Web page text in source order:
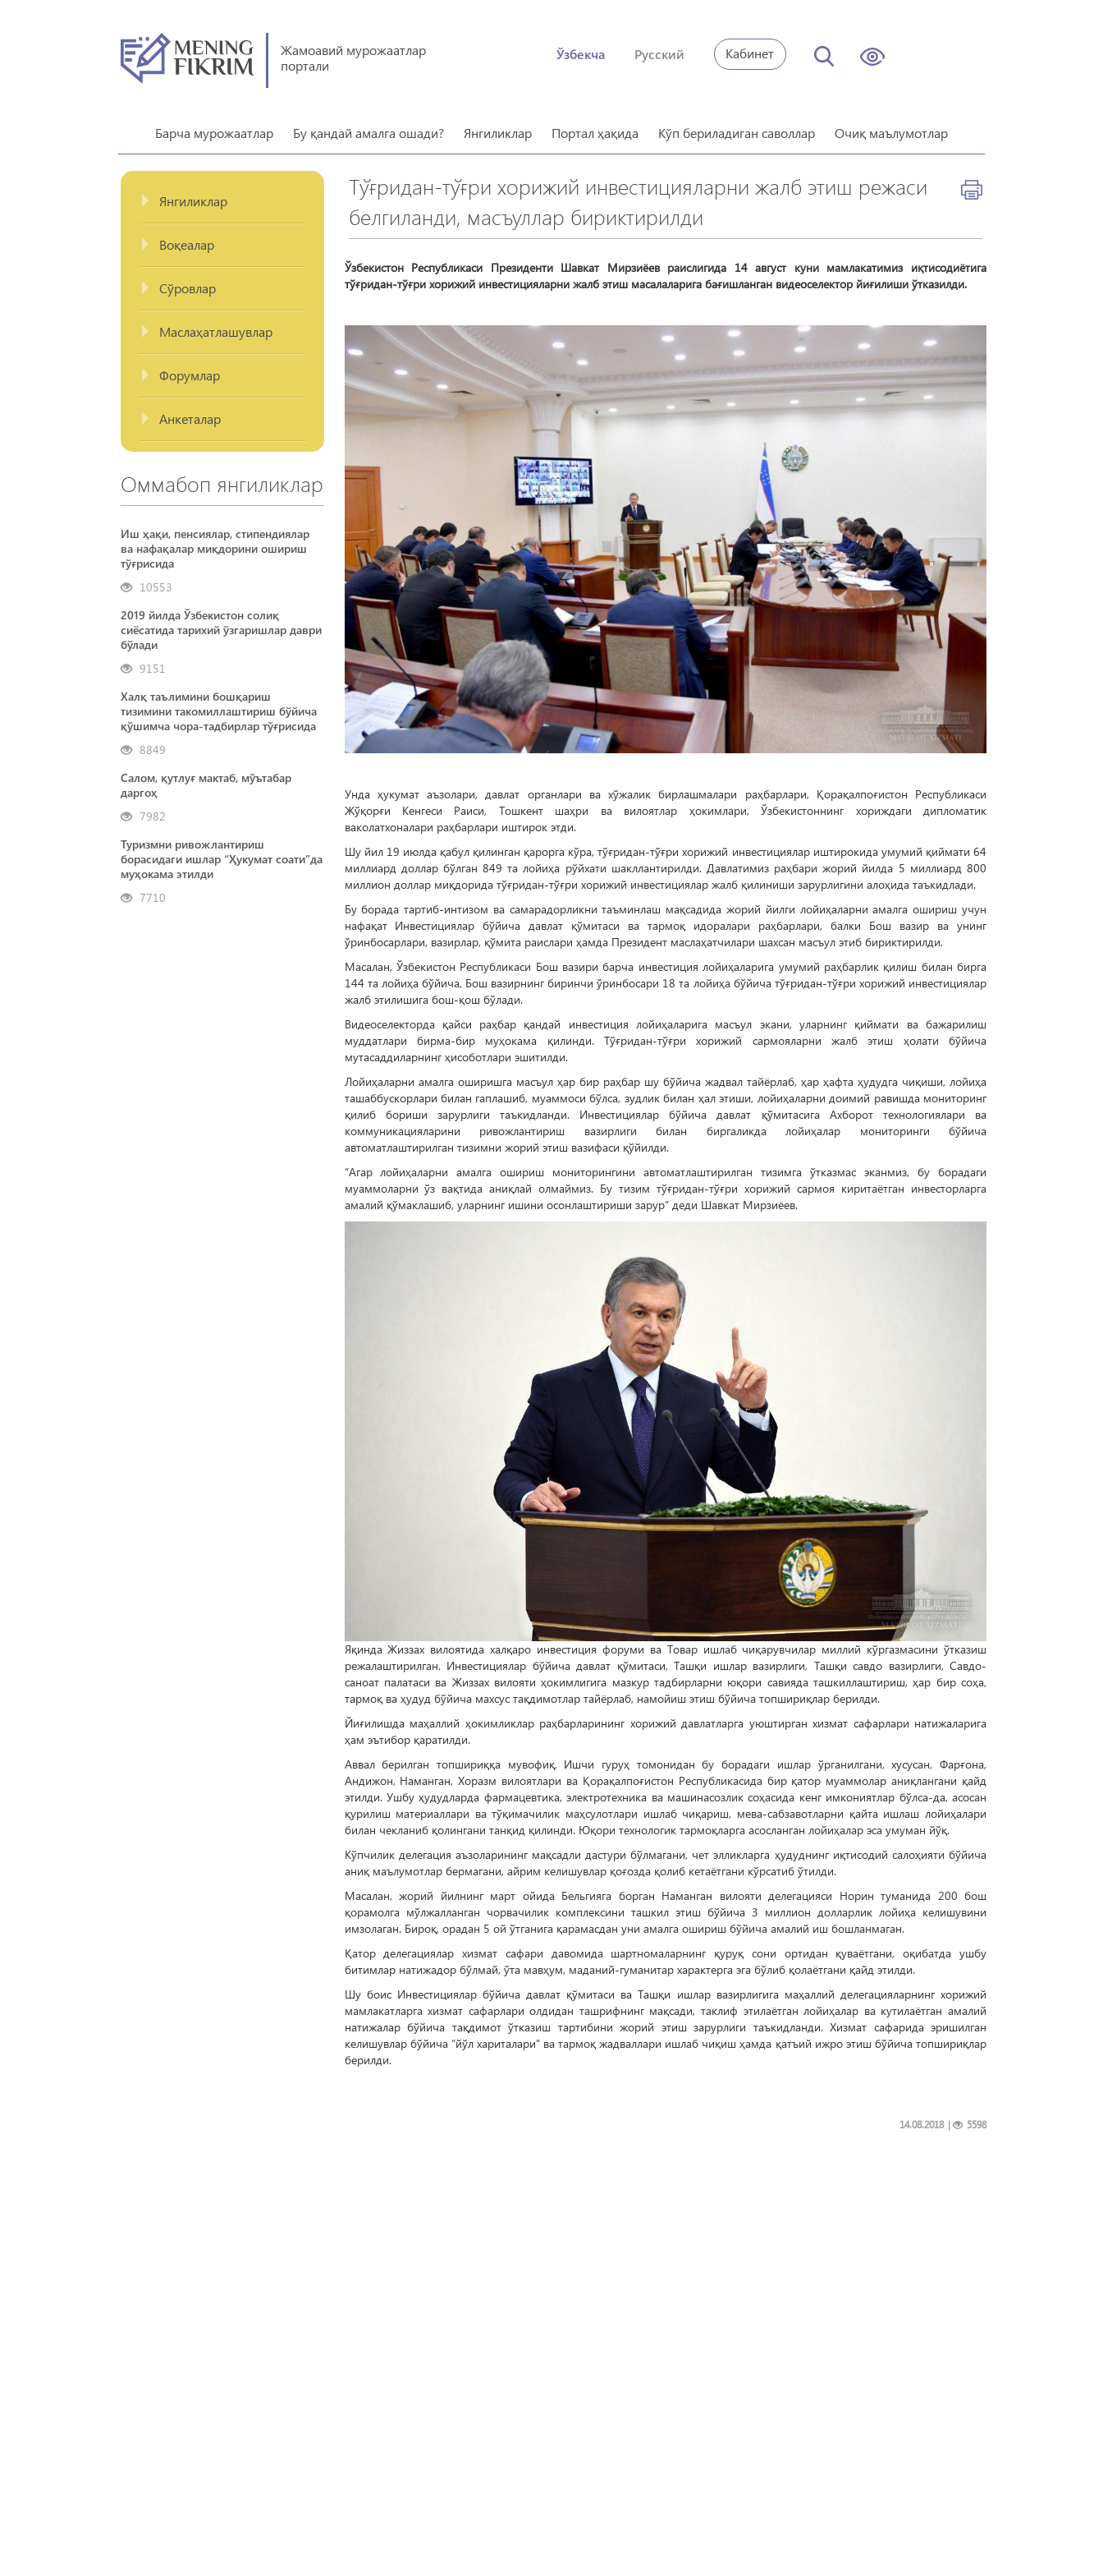
Жамоавий мурожаатлар
портали
Ўзбекча Русский Кабинет
Барча мурожаатлар Бу қандай амалга ошади? Янгиликлар Портал ҳақида Кўп бериладиган саволлар Очиқ маълумотлар
Янгиликлар
Воқеалар
Сўровлар
Маслаҳатлашувлар
Форумлар
Анкеталар
Оммабоп янгиликлар
Иш ҳақи, пенсиялар, стипендиялар
ва нафақалар миқдорини ошириш
тўғрисида
10553
2019 йилда Ўзбекистон солиқ
сиёсатида тарихий ўзгаришлар даври
бўлади
9151
Халқ таълимини бошқариш
тизимини такомиллаштириш бўйича
қўшимча чора-тадбирлар тўғрисида
8849
Салом, қутлуғ мактаб, мўътабар
даргоҳ
7982
Туризмни ривожлантириш
борасидаги ишлар “Ҳукумат соати”да
муҳокама этилди
7710
Тўғридан-тўғри хорижий инвестицияларни жалб этиш режаси
белгиланди, масъуллар бириктирилди
Ўзбекистон Республикаси Президенти Шавкат Мирзиёев раислигида 14 август куни мамлакатимиз иқтисодиётига
тўғридан-тўғри хорижий инвестицияларни жалб этиш масалаларига бағишланган видеоселектор йиғилиши ўтказилди.
Унда ҳукумат аъзолари, давлат органлари ва хўжалик бирлашмалари раҳбарлари, Қорақалпоғистон Республикаси
Жўқорғи Кенгеси Раиси, Тошкент шаҳри ва вилоятлар ҳокимлари, Ўзбекистоннинг хориждаги дипломатик
ваколатхоналари раҳбарлари иштирок этди.
Шу йил 19 июлда қабул қилинган қарорга кўра, тўғридан-тўғри хорижий инвестициялар иштирокида умумий қиймати 64
миллиард доллар бўлган 849 та лойиҳа рўйхати шакллантирилди. Давлатимиз раҳбари жорий йилда 5 миллиард 800
миллион доллар миқдорида тўғридан-тўғри хорижий инвестициялар жалб қилиниши зарурлигини алоҳида таъкидлади.
Бу борада тартиб-интизом ва самарадорликни таъминлаш мақсадида жорий йилги лойиҳаларни амалга ошириш учун
нафақат Инвестициялар бўйича давлат қўмитаси ва тармоқ идоралари раҳбарлари, балки Бош вазир ва унинг
ўринбосарлари, вазирлар, қўмита раислари ҳамда Президент маслаҳатчилари шахсан масъул этиб бириктирилди.
Масалан, Ўзбекистон Республикаси Бош вазири барча инвестиция лойиҳаларига умумий раҳбарлик қилиш билан бирга
144 та лойиҳа бўйича, Бош вазирнинг биринчи ўринбосари 18 та лойиҳа бўйича тўғридан-тўғри хорижий инвестициялар
жалб этилишига бош-қош бўлади.
Видеоселекторда қайси раҳбар қандай инвестиция лойиҳаларига масъул экани, уларнинг қиймати ва бажарилиш
муддатлари бирма-бир муҳокама қилинди. Тўғридан-тўғри хорижий сармояларни жалб этиш ҳолати бўйича
мутасаддиларнинг ҳисоботлари эшитилди.
Лойиҳаларни амалга оширишга масъул ҳар бир раҳбар шу бўйича жадвал тайёрлаб, ҳар ҳафта ҳудудга чиқиши, лойиҳа
ташаббускорлари билан гаплашиб, муаммоси бўлса, зудлик билан ҳал этиши, лойиҳаларни доимий равишда мониторинг
қилиб бориши зарурлиги таъкидланди. Инвестициялар бўйича давлат қўмитасига Ахборот технологиялари ва
коммуникацияларини ривожлантириш вазирлиги билан биргаликда лойиҳалар мониторинги бўйича
автоматлаштирилган тизимни жорий этиш вазифаси қўйилди.
“Агар лойиҳаларни амалга ошириш мониторингини автоматлаштирилган тизимга ўтказмас эканмиз, бу борадаги
муаммоларни ўз вақтида аниқлай олмаймиз. Бу тизим тўғридан-тўғри хорижий сармоя киритаётган инвесторларга
амалий қўмаклашиб, уларнинг ишини осонлаштириши зарур” деди Шавкат Мирзиёев.
Яқинда Жиззах вилоятида халқаро инвестиция форуми ва Товар ишлаб чиқарувчилар миллий кўргазмасини ўтказиш
режалаштирилган. Инвестициялар бўйича давлат қўмитаси, Ташқи ишлар вазирлиги, Ташқи савдо вазирлиги, Савдо-
саноат палатаси ва Жиззах вилояти ҳокимлигига мазкур тадбирларни юқори савияда ташкиллаштириш, ҳар бир соҳа,
тармоқ ва ҳудуд бўйича махсус тақдимотлар тайёрлаб, намойиш этиш бўйича топшириқлар берилди.
Йиғилишда маҳаллий ҳокимликлар раҳбарларининг хорижий давлатларга уюштирган хизмат сафарлари натижаларига
ҳам эътибор қаратилди.
Аввал берилган топшириққа мувофиқ, Ишчи гуруҳ томонидан бу борадаги ишлар ўрганилгани, хусусан, Фарғона,
Андижон, Наманган, Хоразм вилоятлари ва Қорақалпоғистон Республикасида бир қатор муаммолар аниқлангани қайд
этилди. Ушбу ҳудудларда фармацевтика, электротехника ва машинасозлик соҳасида кенг имкониятлар бўлса-да, асосан
қурилиш материаллари ва тўқимачилик маҳсулотлари ишлаб чиқариш, мева-сабзавотларни қайта ишлаш лойиҳалари
билан чекланиб қолингани танқид қилинди. Юқори технологик тармоқларга асосланган лойиҳалар эса умуман йўқ.
Кўпчилик делегация аъзоларининг мақсадли дастури бўлмагани, чет элликларга ҳудуднинг иқтисодий салоҳияти бўйича
аниқ маълумотлар бермагани, айрим келишувлар қоғозда қолиб кетаётгани кўрсатиб ўтилди.
Масалан, жорий йилнинг март ойида Бельгияга борган Наманган вилояти делегацияси Норин туманида 200 бош
қорамолга мўлжалланган чорвачилик комплексини ташкил этиш бўйича 3 миллион долларлик лойиҳа келишувини
имзолаган. Бироқ, орадан 5 ой ўтганига қарамасдан уни амалга ошириш бўйича амалий иш бошланмаган.
Қатор делегациялар хизмат сафари давомида шартномаларнинг қуруқ сони ортидан қуваётгани, оқибатда ушбу
битимлар натижадор бўлмай, ўта мавҳум, маданий-гуманитар характерга эга бўлиб қолаётгани қайд этилди.
Шу боис Инвестициялар бўйича давлат қўмитаси ва Ташқи ишлар вазирлигига маҳаллий делегацияларнинг хорижий
мамлакатларга хизмат сафарлари олдидан ташрифнинг мақсади, таклиф этилаётган лойиҳалар ва кутилаётган амалий
натижалар бўйича тақдимот ўтказиш тартибини жорий этиш зарурлиги таъкидланди. Хизмат сафарида эришилган
келишувлар бўйича “йўл хариталари” ва тармоқ жадваллари ишлаб чиқиш ҳамда қатъий ижро этиш бўйича топшириқлар
берилди.
| 5598
14.08.2018